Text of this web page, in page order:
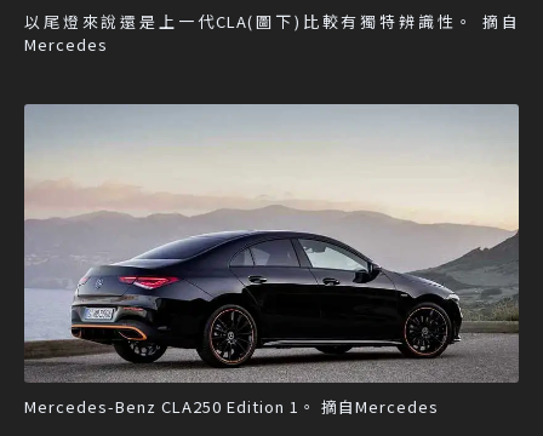
以尾燈來說還是上一代CLA(圖下)比較有獨特辨識性。 摘自
Mercedes
Mercedes-Benz CLA250 Edition 1。 摘自Mercedes